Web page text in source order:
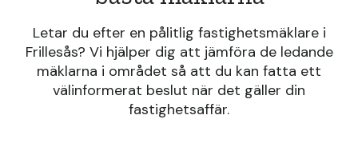
Letar du efter en pålitlig fastighetsmäklare i
Frillesås? Vi hjälper dig att jämföra de ledande
mäklarna i området så att du kan fatta ett
välinformerat beslut när det gäller din
fastighetsaffär.